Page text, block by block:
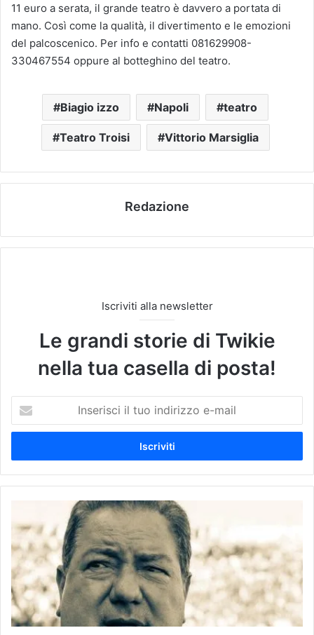
11 euro a serata, il grande teatro è davvero a portata di
mano. Così come la qualità, il divertimento e le emozioni
del palcoscenico. Per info e contatti 081629908-
330467554 oppure al botteghino del teatro.
Biagio izzo Napoli teatro
Teatro Troisi Vittorio Marsiglia
Redazione
Iscriviti alla newsletter
Le grandi storie di Twikie
nella tua casella di posta!
s
r
i
l
u
o
i
n
d
i
o
a
L
u
c